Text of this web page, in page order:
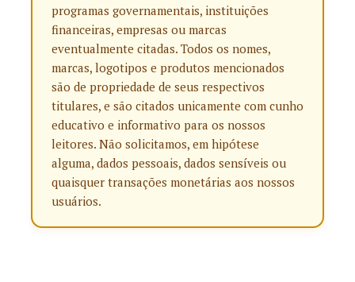
programas governamentais, instituições
financeiras, empresas ou marcas
eventualmente citadas. Todos os nomes,
marcas, logotipos e produtos mencionados
são de propriedade de seus respectivos
titulares, e são citados unicamente com cunho
educativo e informativo para os nossos
leitores. Não solicitamos, em hipótese
alguma, dados pessoais, dados sensíveis ou
quaisquer transações monetárias aos nossos
usuários.